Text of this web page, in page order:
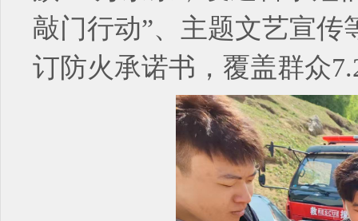
敲门行动”、主题文艺宣传
订防火承诺书，覆盖群众